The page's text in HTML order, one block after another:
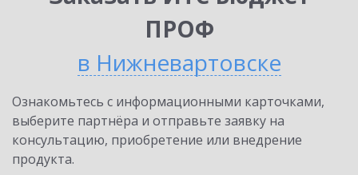
ПРОФ
в Нижневартовске
Ознакомьтесь с информационными карточками,
выберите партнёра и отправьте заявку на
консультацию, приобретение или внедрение
продукта.